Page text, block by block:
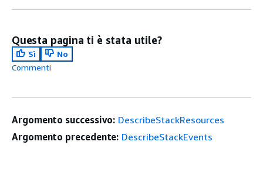
Questa pagina ti è stata utile?
Sì
No
Commenti
Argomento successivo: DescribeStackResources
Argomento precedente: DescribeStackEvents